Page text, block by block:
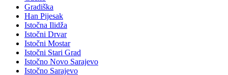
Gradiška
Han Pijesak
Istočna Ilidža
Istočni Drvar
Istočni Mostar
Istočni Stari Grad
Istočno Novo Sarajevo
Istočno Sarajevo